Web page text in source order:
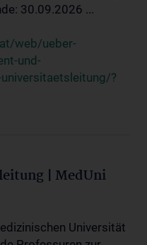
30.09.2026 ...
web/ueber-
und-
?
| MedUni
Universität